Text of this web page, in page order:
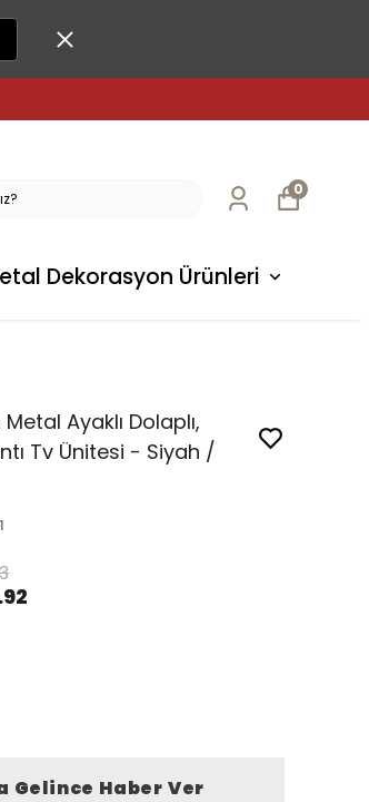
Dekorasyon Ürünleri
0
Ayaklı Dolaplı,
Tv Ünitesi - Siyah /
Gelince Haber Ver